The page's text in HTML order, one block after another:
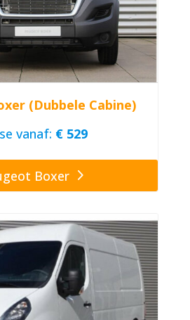
(Dubbele Cabine)
vanaf: € 529
Boxer